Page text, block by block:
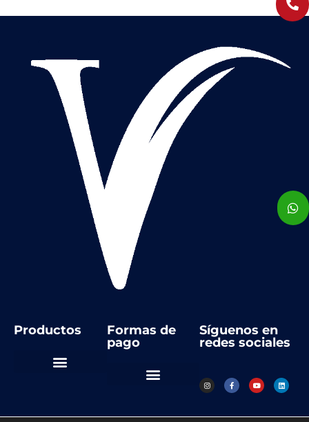
Productos
Formas de
pago
Síguenos en
redes sociales